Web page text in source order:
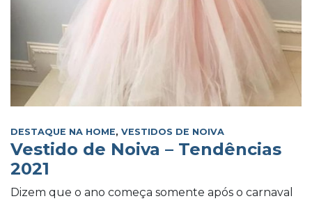
DESTAQUE NA HOME, VESTIDOS DE NOIVA
Vestido de Noiva – Tendências
2021
Dizem que o ano começa somente após o carnaval